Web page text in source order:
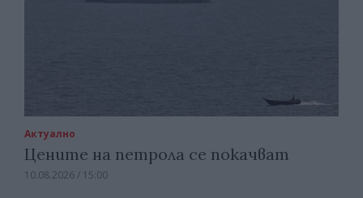
Актуално
Цените на петрола се покачват
10.08.2026 / 15:00